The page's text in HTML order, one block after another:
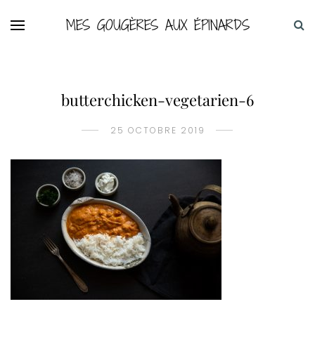
MES GOUGÈRES AUX ÉPINARDS
butterchicken-vegetarien-6
25 OCTOBRE 2019